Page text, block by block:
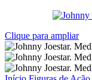
Clique para ampliar